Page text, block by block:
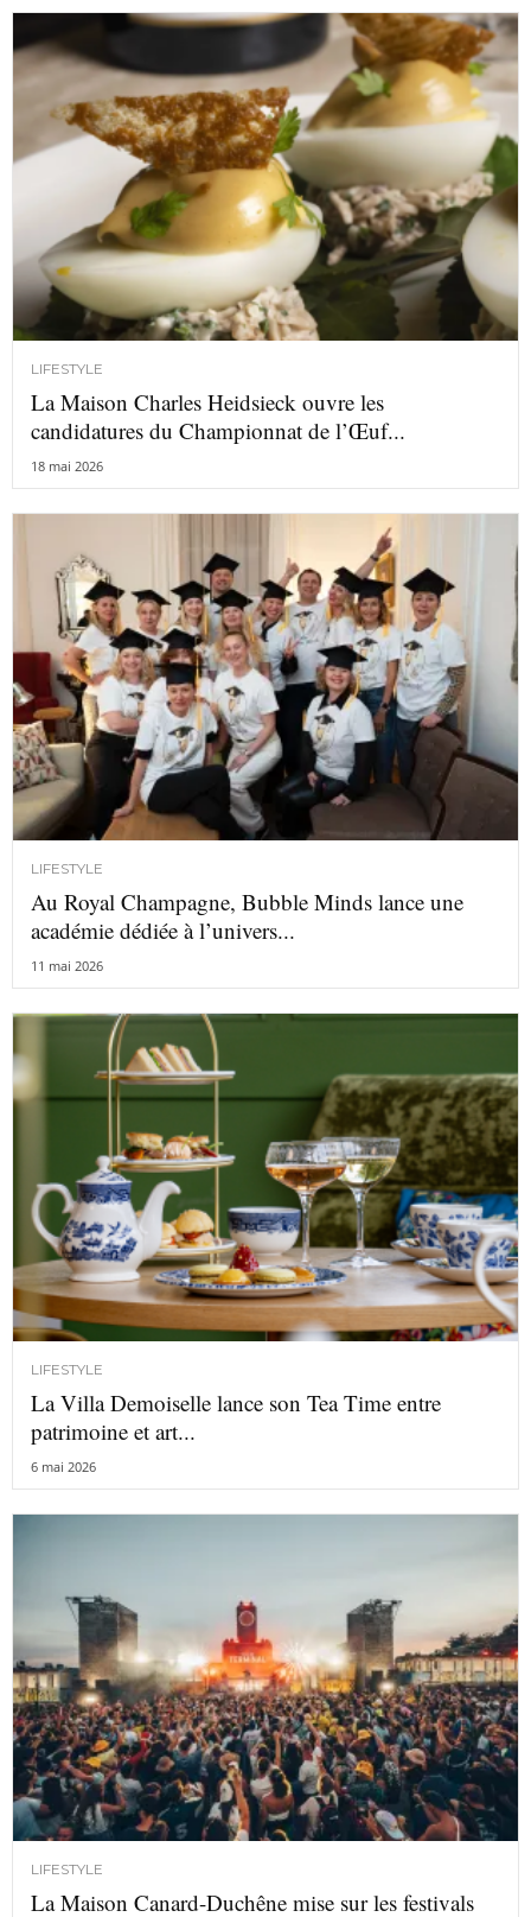
LIFESTYLE
La Maison Charles Heidsieck ouvre les
candidatures du Championnat de l’Œuf...
18 mai 2026
LIFESTYLE
Au Royal Champagne, Bubble Minds lance une
académie dédiée à l’univers...
11 mai 2026
LIFESTYLE
La Villa Demoiselle lance son Tea Time entre
patrimoine et art...
6 mai 2026
LIFESTYLE
La Maison Canard-Duchêne mise sur les festivals